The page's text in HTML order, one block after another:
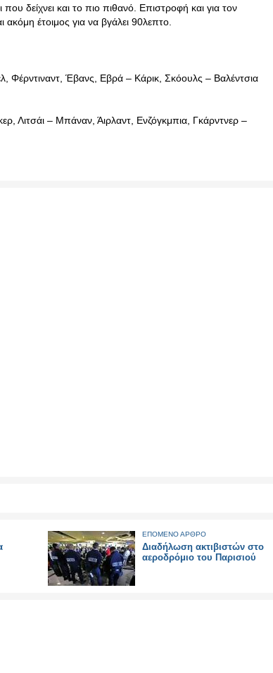
δείχνει και το πιο πιθανό. Επιστροφή και για τον
έτοιμος για να βγάλει 90λεπτο.
Φέρντιναντ, Έβανς, Εβρά – Κάρικ, Σκόουλς – Βαλέντσια
Λιτσάι – Μπάναν, Άιρλαντ, Ενζόγκμπια, Γκάρντνερ –
ΕΠΟΜΕΝΟ ΑΡΘΡΟ
Διαδήλωση ακτιβιστών στο
αεροδρόμιο του Παρισιού